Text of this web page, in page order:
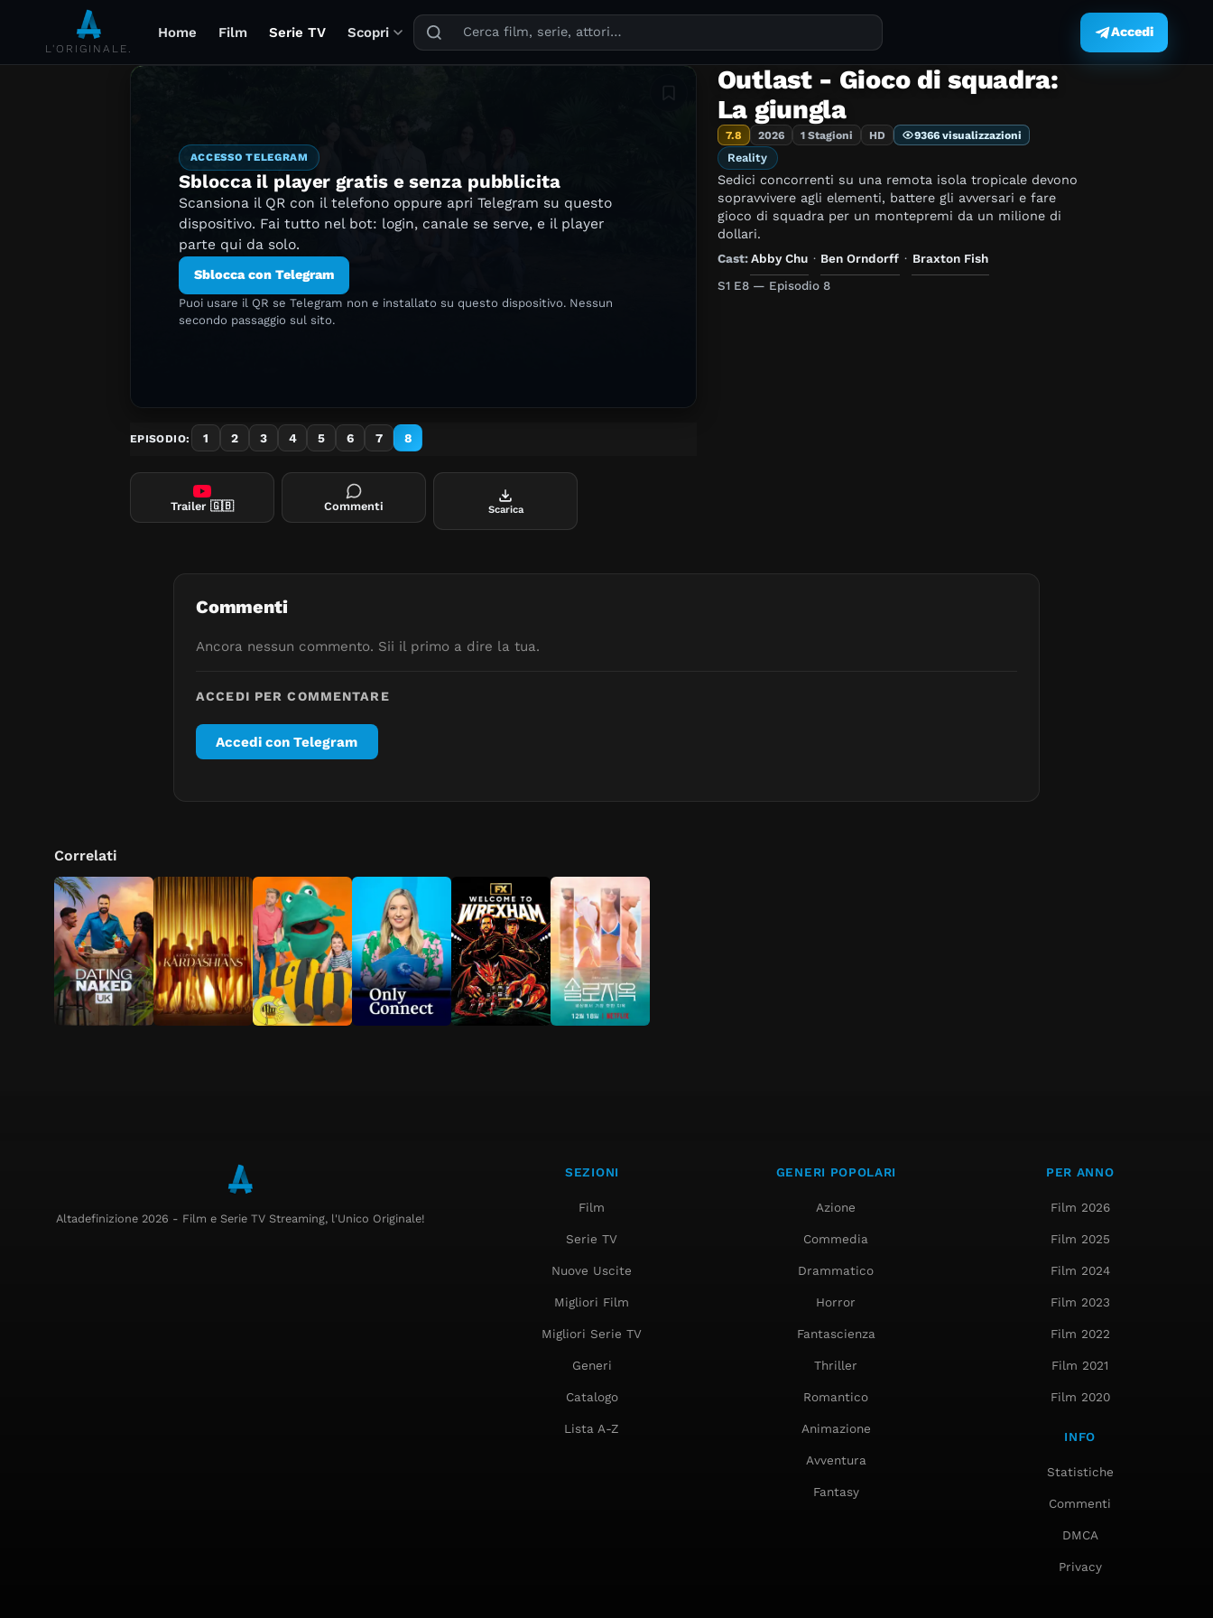
L'ORIGINALE.
Home Film Serie TV Scopri
Puoi cercare film, serie TV, attori, registi, generi e temi.
Accedi
ACCESSO TELEGRAM
Sblocca il player gratis e senza pubblicita
Scansiona il QR con il telefono oppure apri Telegram su questo
dispositivo. Fai tutto nel bot: login, canale se serve, e il player
parte qui da solo.
Sblocca con Telegram
Puoi usare il QR se Telegram non e installato su questo dispositivo. Nessun
secondo passaggio sul sito.
Aggiungi in lista
EPISODIO: 1 2 3 4 5 6 7 8
Outlast - Gioco di squadra:
La giungla
7.8 2026 1 Stagioni HD 9366 visualizzazioni
Reality
Sedici concorrenti su una remota isola tropicale devono
sopravvivere agli elementi, battere gli avversari e fare
gioco di squadra per un montepremi da un milione di
dollari.
Cast: Abby Chu · Ben Orndorff · Braxton Fish
S1 E8 — Episodio 8
Trailer 🇬🇧 Commenti Scarica
Commenti
Ancora nessun commento. Sii il primo a dire la tua.
ACCEDI PER COMMENTARE
Accedi con Telegram
Correlati
Altadefinizione 2026 - Film e Serie TV Streaming, l'Unico Originale!
SEZIONI
Film
Serie TV
Nuove Uscite
Migliori Film
Migliori Serie TV
Generi
Catalogo
Lista A-Z
GENERI POPOLARI
Azione
Commedia
Drammatico
Horror
Fantascienza
Thriller
Romantico
Animazione
Avventura
Fantasy
PER ANNO
Film 2026
Film 2025
Film 2024
Film 2023
Film 2022
Film 2021
Film 2020
INFO
Statistiche
Commenti
DMCA
Privacy